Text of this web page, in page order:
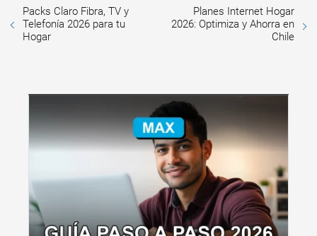
Packs Claro Fibra, TV y
Telefonía 2026 para tu
Hogar
Planes Internet Hogar
2026: Optimiza y Ahorra en
Chile